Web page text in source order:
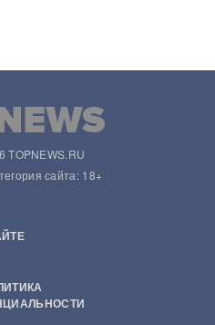
TOPNEWS.RU
сайта: 18+